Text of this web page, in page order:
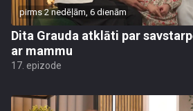
pirms 2 nedēļām, 6 dienām
Dita Grauda atklāti par
ar mammu
17. epizode